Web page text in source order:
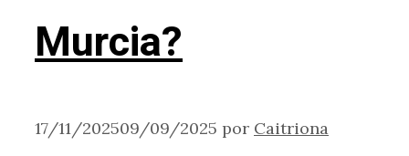
Murcia?
17/11/202509/09/2025 por Caitriona